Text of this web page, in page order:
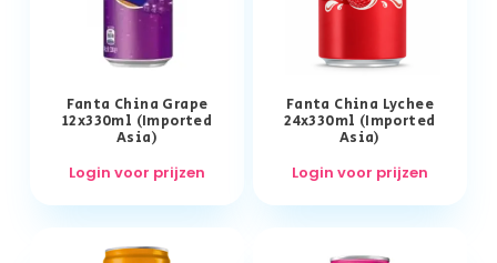
Fanta China Grape
12x330ml (Imported
Asia)
Login voor prijzen
Fanta China Lychee
24x330ml (Imported
Asia)
Login voor prijzen